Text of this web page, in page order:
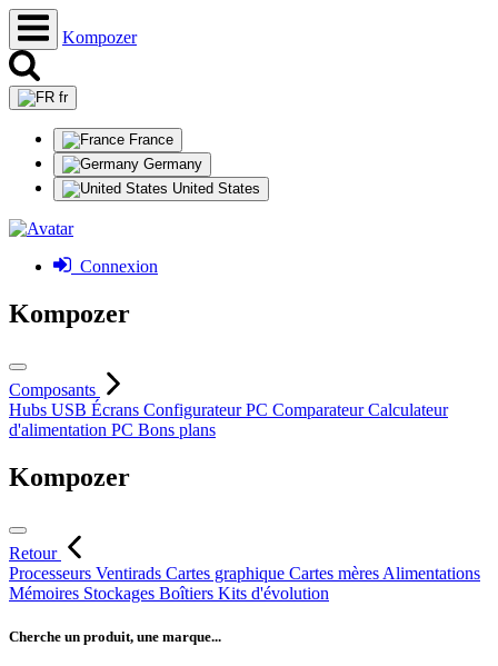
Kompozer
fr
France
Germany
United States
Connexion
Kompozer
Composants
Hubs USB Écrans Configurateur PC ComparateurCalculateur
d'alimentation PC Bons plans
Kompozer
Retour
Processeurs Ventirads Cartes graphique Cartes mères Alimentations
Mémoires Stockages Boîtiers Kits d'évolution
Cherche un produit, une marque...